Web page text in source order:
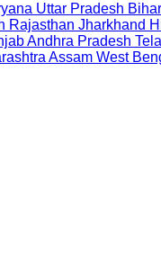
Uttar Pradesh Bihar
Rajasthan Jharkhand
Andhra Pradesh
Assam West